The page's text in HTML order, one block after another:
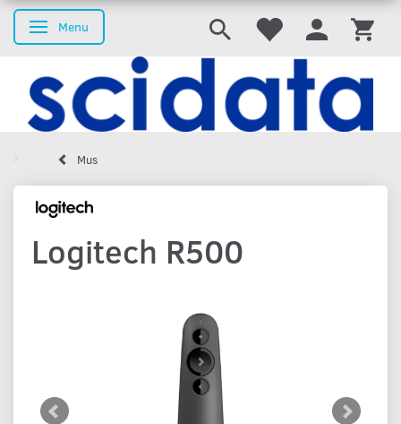
Skifte navigation
Menu
Mus
Logitech R500